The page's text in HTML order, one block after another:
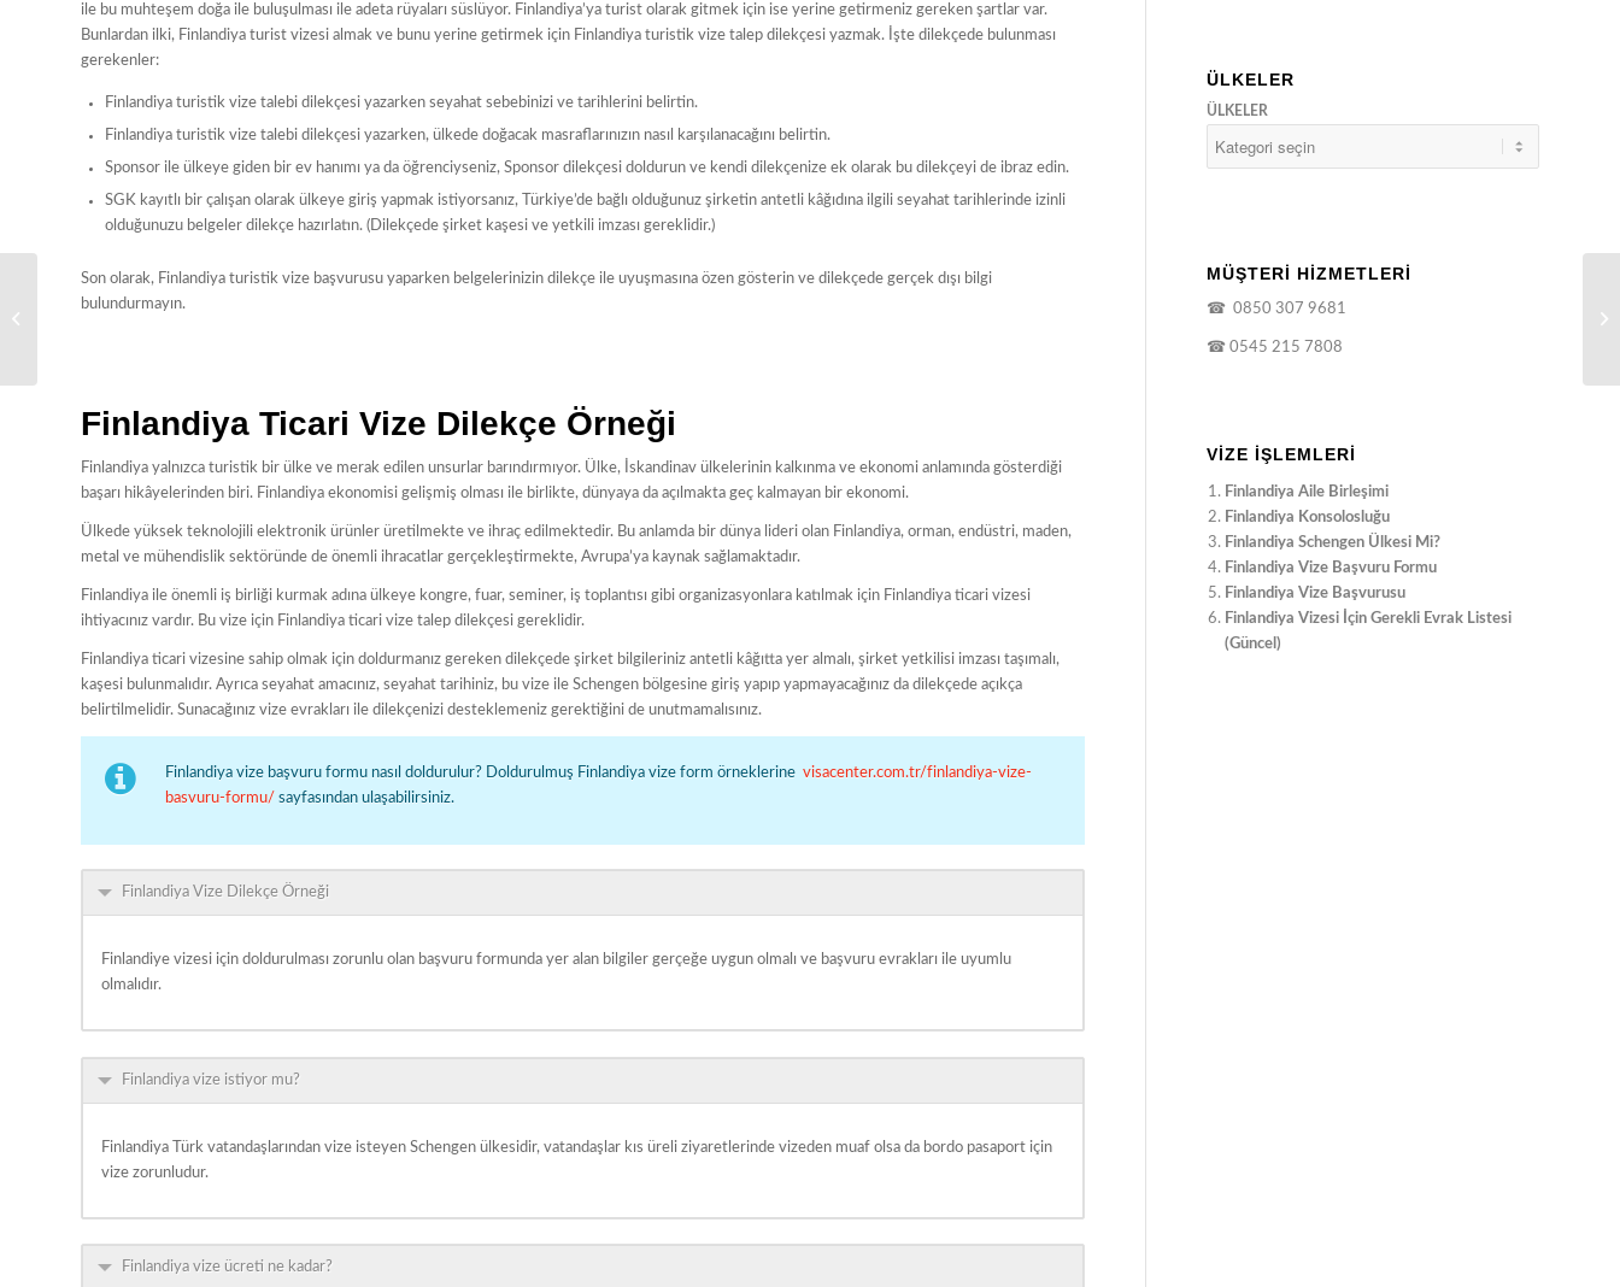
ile bu muhteşem doğa ile buluşulması ile adeta rüyaları süslüyor. Finlandiya’ya turist olarak gitmek için ise yerine getirmeniz gereken şartlar var.
Bunlardan ilki, Finlandiya turist vizesi almak ve bunu yerine getirmek için Finlandiya turistik vize talep dilekçesi yazmak. İşte dilekçede bulunması
gerekenler:
Finlandiya turistik vize talebi dilekçesi yazarken seyahat sebebinizi ve tarihlerini belirtin.
Finlandiya turistik vize talebi dilekçesi yazarken, ülkede doğacak masraflarınızın nasıl karşılanacağını belirtin.
Sponsor ile ülkeye giden bir ev hanımı ya da öğrenciyseniz, Sponsor dilekçesi doldurun ve kendi dilekçenize ek olarak bu dilekçeyi de ibraz edin.
SGK kayıtlı bir çalışan olarak ülkeye giriş yapmak istiyorsanız, Türkiye’de bağlı olduğunuz şirketin antetli kâğıdına ilgili seyahat tarihlerinde izinli
olduğunuzu belgeler dilekçe hazırlatın. (Dilekçede şirket kaşesi ve yetkili imzası gereklidir.)
Son olarak, Finlandiya turistik vize başvurusu yaparken belgelerinizin dilekçe ile uyuşmasına özen gösterin ve dilekçede gerçek dışı bilgi
bulundurmayın.
Finlandiya Ticari Vize Dilekçe Örneği
Finlandiya yalnızca turistik bir ülke ve merak edilen unsurlar barındırmıyor. Ülke, İskandinav ülkelerinin kalkınma ve ekonomi anlamında gösterdiği
başarı hikâyelerinden biri. Finlandiya ekonomisi gelişmiş olması ile birlikte, dünyaya da açılmakta geç kalmayan bir ekonomi.
Ülkede yüksek teknolojili elektronik ürünler üretilmekte ve ihraç edilmektedir. Bu anlamda bir dünya lideri olan Finlandiya, orman, endüstri, maden,
metal ve mühendislik sektöründe de önemli ihracatlar gerçekleştirmekte, Avrupa’ya kaynak sağlamaktadır.
Finlandiya ile önemli iş birliği kurmak adına ülkeye kongre, fuar, seminer, iş toplantısı gibi organizasyonlara katılmak için Finlandiya ticari vizesi
ihtiyacınız vardır. Bu vize için Finlandiya ticari vize talep dilekçesi gereklidir.
Finlandiya ticari vizesine sahip olmak için doldurmanız gereken dilekçede şirket bilgileriniz antetli kâğıtta yer almalı, şirket yetkilisi imzası taşımalı,
kaşesi bulunmalıdır. Ayrıca seyahat amacınız, seyahat tarihiniz, bu vize ile Schengen bölgesine giriş yapıp yapmayacağınız da dilekçede açıkça
belirtilmelidir. Sunacağınız vize evrakları ile dilekçenizi desteklemeniz gerektiğini de unutmamalısınız.
Finlandiya vize başvuru formu nasıl doldurulur? Doldurulmuş Finlandiya vize form örneklerine visacenter.com.tr/finlandiya-vize-
basvuru-formu/ sayfasından ulaşabilirsiniz.
Finlandiya Vize Dilekçe Örneği
Finlandiye vizesi için doldurulması zorunlu olan başvuru formunda yer alan bilgiler gerçeğe uygun olmalı ve başvuru evrakları ile uyumlu
olmalıdır.
Finlandiya vize istiyor mu?
Finlandiya Türk vatandaşlarından vize isteyen Schengen ülkesidir, vatandaşlar kıs üreli ziyaretlerinde vizeden muaf olsa da bordo pasaport için
vize zorunludur.
Finlandiya vize ücreti ne kadar?
ÜLKELER
ÜLKELER
MÜŞTERİ HİZMETLERİ
☎ 0850 307 9681
☎ 0545 215 7808
VIZE İŞLEMLERI
Finlandiya Aile Birleşimi
Finlandiya Konsolosluğu
Finlandiya Schengen Ülkesi Mi?
Finlandiya Vize Başvuru Formu
Finlandiya Vize Başvurusu
Finlandiya Vizesi İçin Gerekli Evrak Listesi
(Güncel)
Fildişi Sahilleri Vize